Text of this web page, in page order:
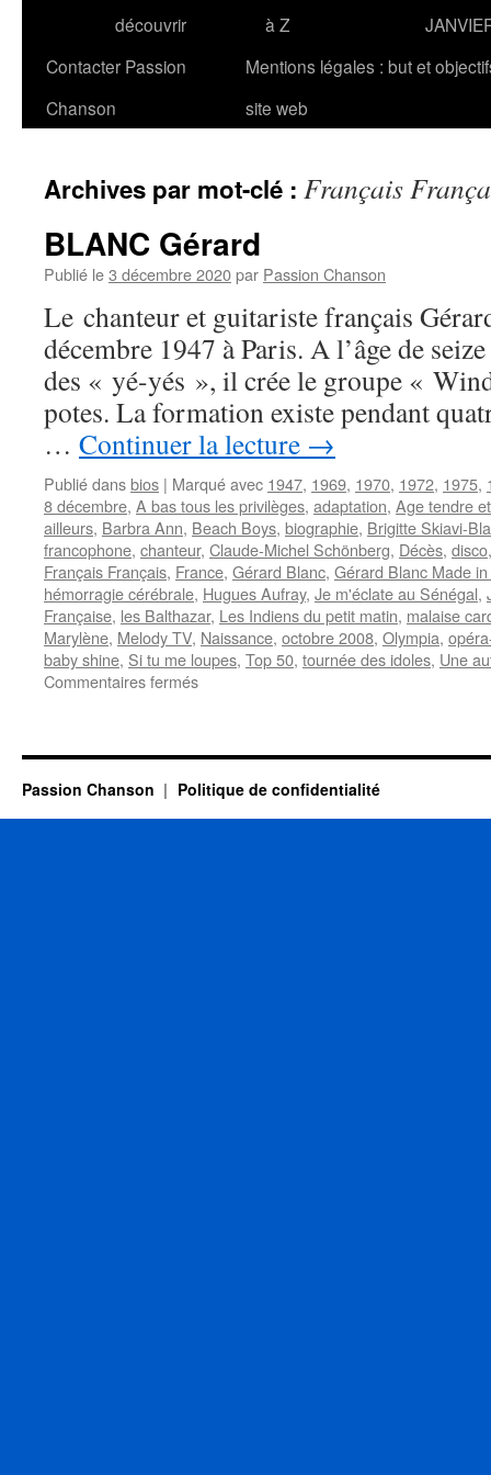
découvrir
à Z
Contacter Passion
Chanson
Mentions légales : but et
site web
Archives par mot-clé : Français
BLANC Gérard
Publié le3 décembre 2020par Passion Chanson
Le chanteur et guitariste français
décembre 1947 à Paris. A l’âge de
des « yé-yés », il crée le groupe «
potes. La formation existe pendant
… Continuer la lecture →
Publié dansbios | Marqué avec 1947, 1969, 1970, 1972, 1975,
8 décembre, A bas tous les privilèges, adaptation, Age tendre
ailleurs, Barbra Ann, Beach Boys, biographie, Brigitte Skiavi-
francophone, chanteur, Claude-Michel Schönberg, Décès, disco
Français Français, France, Gérard Blanc, Gérard Blanc Made
hémorragie cérébrale, Hugues Aufray, Je m'éclate au Sénégal,
Française, les Balthazar, Les Indiens du petit matin, malaise
Marylène, Melody TV, Naissance, octobre 2008, Olympia,
baby shine, Si tu me loupes, Top 50, tournée des idoles, Une
Commentaires ferméssur
Passion Chanson Politique de confidentialité